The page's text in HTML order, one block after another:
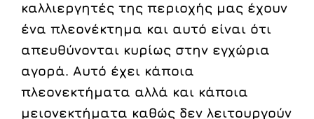
καλλιεργητές της περιοχής μας έχουν
ένα πλεονέκτημα και αυτό είναι ότι
απευθύνονται κυρίως στην εγχώρια
αγορά. Αυτό έχει κάποια
πλεονεκτήματα αλλά και κάποια
μειονεκτήματα καθώς δεν λειτουργούν